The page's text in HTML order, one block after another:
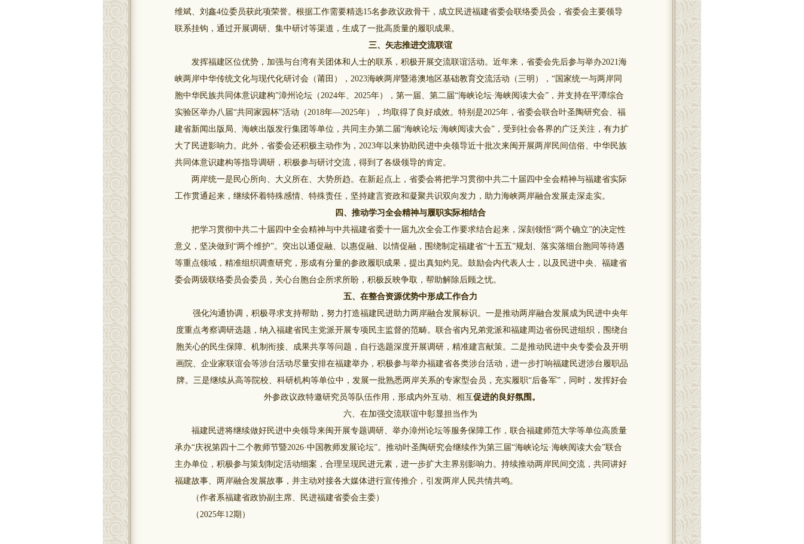
维斌、刘鑫4位委员获此项荣誉。根据工作需要精选15名参政议政骨干，成立民进福建省委会联络委员会，省委会主要领导
联系挂钩，通过开展调研、集中研讨等渠道，生成了一批高质量的履职成果。
三、矢志推进交流联谊
发挥福建区位优势，加强与台湾有关团体和人士的联系，积极开展交流联谊活动。近年来，省委会先后参与举办2021海
峡两岸中华传统文化与现代化研讨会（莆田），2023海峡两岸暨港澳地区基础教育交流活动（三明），“国家统一与两岸同
胞中华民族共同体意识建构”漳州论坛（2024年、2025年），第一届、第二届“海峡论坛·海峡阅读大会”，并支持在平潭综合
实验区举办八届“共同家园杯”活动（2018年—2025年），均取得了良好成效。特别是2025年，省委会联合叶圣陶研究会、福
建省新闻出版局、海峡出版发行集团等单位，共同主办第二届“海峡论坛·海峡阅读大会”，受到社会各界的广泛关注，有力扩
大了民进影响力。此外，省委会还积极主动作为，2023年以来协助民进中央领导近十批次来闽开展两岸民间信俗、中华民族
共同体意识建构等指导调研，积极参与研讨交流，得到了各级领导的肯定。
两岸统一是民心所向、大义所在、大势所趋。在新起点上，省委会将把学习贯彻中共二十届四中全会精神与福建省实际
工作贯通起来，继续怀着特殊感情、特殊责任，坚持建言资政和凝聚共识双向发力，助力海峡两岸融合发展走深走实。
四、推动学习全会精神与履职实际相结合
把学习贯彻中共二十届四中全会精神与中共福建省委十一届九次全会工作要求结合起来，深刻领悟“两个确立”的决定性
意义，坚决做到“两个维护”。突出以通促融、以惠促融、以情促融，围绕制定福建省“十五五”规划、落实落细台胞同等待遇
等重点领域，精准组织调查研究，形成有分量的参政履职成果，提出真知灼见。鼓励会内代表人士，以及民进中央、福建省
委会两级联络委员会委员，关心台胞台企所求所盼，积极反映争取，帮助解除后顾之忧。
五、在整合资源优势中形成工作合力
强化沟通协调，积极寻求支持帮助，努力打造福建民进助力两岸融合发展标识。一是推动两岸融合发展成为民进中央年
度重点考察调研选题，纳入福建省民主党派开展专项民主监督的范畴。联合省内兄弟党派和福建周边省份民进组织，围绕台
胞关心的民生保障、机制衔接、成果共享等问题，自行选题深度开展调研，精准建言献策。二是推动民进中央专委会及开明
画院、企业家联谊会等涉台活动尽量安排在福建举办，积极参与举办福建省各类涉台活动，进一步打响福建民进涉台履职品
牌。三是继续从高等院校、科研机构等单位中，发展一批熟悉两岸关系的专家型会员，充实履职“后备军”，同时，发挥好会
外参政议政特邀研究员等队伍作用，形成内外互动、相互促进的良好氛围。
六、在加强交流联谊中彰显担当作为
福建民进将继续做好民进中央领导来闽开展专题调研、举办漳州论坛等服务保障工作，联合福建师范大学等单位高质量
承办“庆祝第四十二个教师节暨2026·中国教师发展论坛”。推动叶圣陶研究会继续作为第三届“海峡论坛·海峡阅读大会”联合
主办单位，积极参与策划制定活动细案，合理呈现民进元素，进一步扩大主界别影响力。持续推动两岸民间交流，共同讲好
福建故事、两岸融合发展故事，并主动对接各大媒体进行宣传推介，引发两岸人民共情共鸣。
（作者系福建省政协副主席、民进福建省委会主委）
（2025年12期）